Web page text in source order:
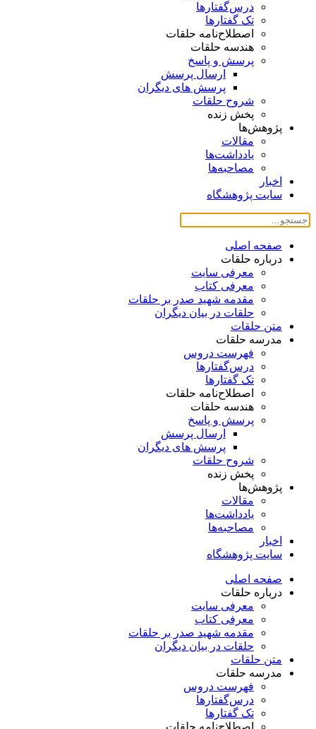
درس‌گفتار‌ها
تک گفتارها
اصطلاح‌نامه حلقات
هندسه حلقات
پرسش و پاسخ
ارسال پرسش
پرسش های دیگران
شروح حلقات
پخش زنده
پژوهش‌ها
مقالات
یادداشت‌ها
مصاحبه‌ها
اخبار
سایت پژوهشگاه
صفحه اصلی
درباره حلقات
معرفی سایت
معرفی کتاب
مقدمه شهید صدر بر حلقات
حلقات در بیان دیگران
متن حلقات
مدرسه حلقات
فهرست دروس
درس‌گفتار‌ها
تک گفتارها
اصطلاح‌نامه حلقات
هندسه حلقات
پرسش و پاسخ
ارسال پرسش
پرسش های دیگران
شروح حلقات
پخش زنده
پژوهش‌ها
مقالات
یادداشت‌ها
مصاحبه‌ها
اخبار
سایت پژوهشگاه
صفحه اصلی
درباره حلقات
معرفی سایت
معرفی کتاب
مقدمه شهید صدر بر حلقات
حلقات در بیان دیگران
متن حلقات
مدرسه حلقات
فهرست دروس
درس‌گفتار‌ها
تک گفتارها
اصطلاح‌نامه حلقات